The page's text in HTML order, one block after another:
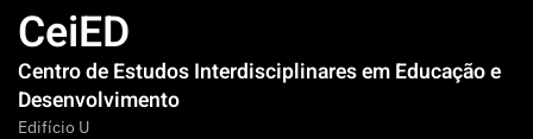
CeiED
Centro de Estudos Interdisciplinares em Educação e
Desenvolvimento
Edifício U